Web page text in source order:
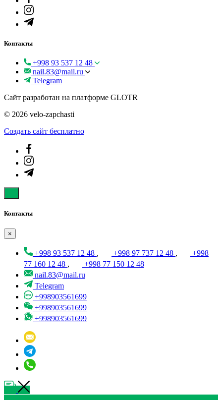
Контакты
+998 93 537 12 48
nail.83@mail.ru
Telegram
Сайт разработан на платформе GLOTR
© 2026 velo-zapchasti
Создать cайт бесплатно
Контакты
×
+998 93 537 12 48 , +998 97 737 12 48 ,
+998
77 160 12 48 ,
+998 77 150 12 48
nail.83@mail.ru
Telegram
+998903561699
+998903561699
+998903561699